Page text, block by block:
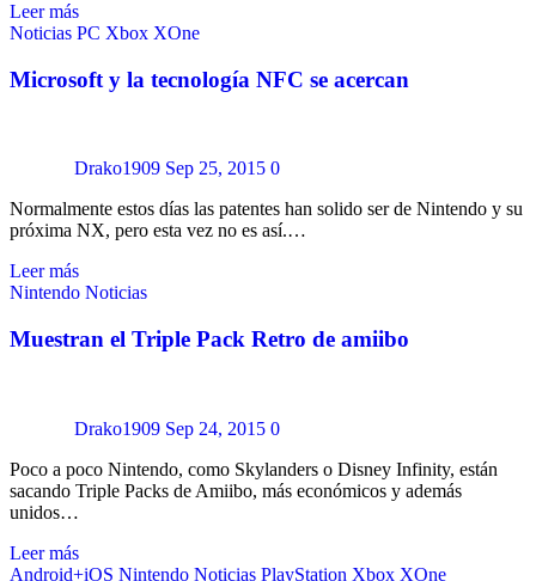
Leer más
Noticias PC Xbox XOne
Microsoft y la tecnología NFC se acercan
Drako1909 Sep 25, 2015 0
Normalmente estos días las patentes han solido ser de Nintendo y su
próxima NX, pero esta vez no es así.…
Leer más
Nintendo Noticias
Muestran el Triple Pack Retro de amiibo
Drako1909 Sep 24, 2015 0
Poco a poco Nintendo, como Skylanders o Disney Infinity, están
sacando Triple Packs de Amiibo, más económicos y además
unidos…
Leer más
Android+iOS Nintendo Noticias PlayStation Xbox XOne